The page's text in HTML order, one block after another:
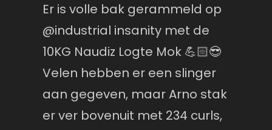
Er is volle bak gerammeld op
@industrial insanity met de
10KG Naudiz Logte Mok 💪🏻😎
Velen hebben er een slinger
aan gegeven, maar Arno stak
er ver bovenuit met 234 curls,